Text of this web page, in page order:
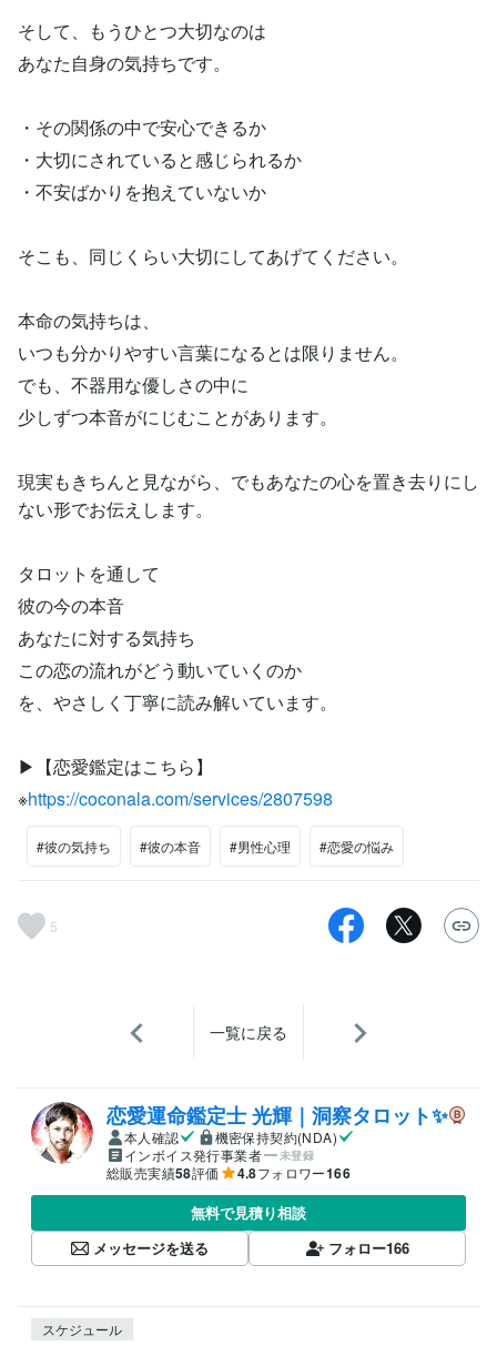
そして、もうひとつ大切なのは
あなた自身の気持ちです。
・その関係の中で安心できるか
・大切にされていると感じられるか
・不安ばかりを抱えていないか
そこも、同じくらい大切にしてあげてください。
本命の気持ちは、
いつも分かりやすい言葉になるとは限りません。
でも、不器用な優しさの中に
少しずつ本音がにじむことがあります。
現実もきちんと見ながら、でもあなたの心を置き去りにし
ない形でお伝えします。
タロットを通して
彼の今の本音
あなたに対する気持ち
この恋の流れがどう動いていくのか
を、やさしく丁寧に読み解いています。
▶︎【恋愛鑑定はこちら】
※https://coconala.com/services/2807598
#彼の気持ち #彼の本音 #男性心理 #恋愛の悩み
5
一覧に戻る
恋愛運命鑑定士 光輝｜洞察タロット✨️
本人確認
機密保持契約(NDA)
インボイス発行事業者
未登録
総販売実績58評価 4.8フォロワー166
無料で見積り相談
メッセージを送る
フォロー166
スケジュール